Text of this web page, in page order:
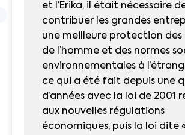
et l’Erika, il était nécessaire
contribuer les grandes
une meilleure protection des
de l’homme et des normes
environnementales à
ce qui a été fait depuis une
d’années avec la loi de 2001
aux nouvelles régulations
économiques, puis la loi dite